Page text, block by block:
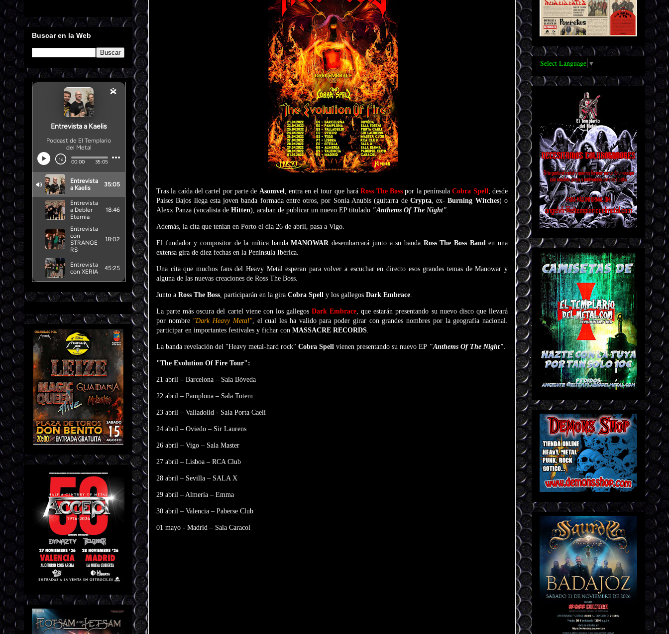
Tras la caída del cartel por parte de Asomvel, entra en el tour que haráRoss The Bosspor la penínsulaCobra Spell; desde
Países Bajos llega esta joven banda formada entre otros, por Sonia Anubis (guitarra de Crypta, ex-Burning Witches) o
Alexx Panza (vocalista de Hitten), acaban de publicar un nuevo EP titulado "Anthems Of The Night".
Además, la cita que tenían en Porto el día 26 de abril, pasa a Vigo.
El fundador y compositor de la mítica bandaMANOWARdesembarcará junto a su banda Ross The Boss Banden una
extensa gira de diez fechas en la Península Ibérica.
Una cita que muchos fans del Heavy Metal esperan para volver a escuchar en directo esos grandes temas de Manowar y
alguna de las nuevas creaciones de Ross The Boss.
Junto a Ross The Boss, participarán en la gira Cobra Spell y los gallegos Dark Embrace.
La parte más oscura del cartel viene con los gallegosDark Embrace, que estarán presentando su nuevo disco que llevará
por nombre "Dark Heavy Metal", el cual les ha valido para poder girar con grandes nombres por la geografía nacional.
participar en importantes festivales y fichar con MASSACRE RECORDS.
La banda revelación del "Heavy metal-hard rock" Cobra Spell vienen presentando su nuevo EP "Anthems Of The Night".
"The Evolution Of Fire Tour":
21 abril – Barcelona – Sala Bóveda
22 abril – Pamplona – Sala Totem
23 abril – Valladolid - Sala Porta Caeli
24 abril – Oviedo – Sir Laurens
26 abril – Vigo – Sala Master
27 abril – Lisboa – RCA Club
28 abril – Sevilla – SALA X
29 abril – Almería – Emma
30 abril – Valencia – Paberse Club
01 mayo - Madrid – Sala Caracol
Buscar en la Web
Select Language ▼